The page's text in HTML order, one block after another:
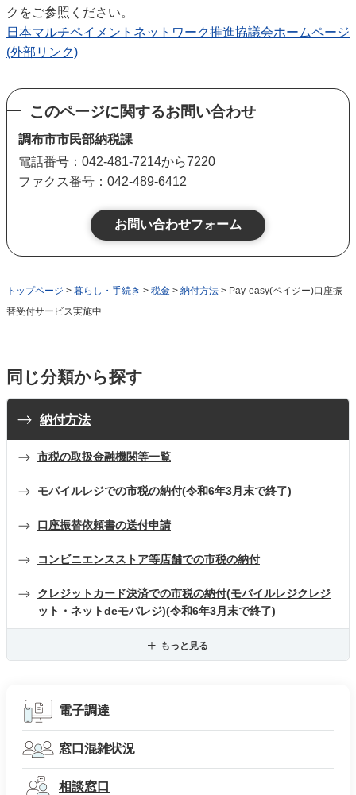
クをご参照ください。
日本マルチペイメントネットワーク推進協議会ホームページ
(外部リンク)
このページに関するお問い合わせ
調布市市民部納税課
電話番号：042-481-7214から7220
ファクス番号：042-489-6412
トップページ > 暮らし・手続き > 税金 > 納付方法 > Pay-easy(ペイジー)口座振
替受付サービス実施中
同じ分類から探す
納付方法
市税の取扱金融機関等一覧
モバイルレジでの市税の納付(令和6年3月末で終了)
口座振替依頼書の送付申請
コンビニエンスストア等店舗での市税の納付
クレジットカード決済での市税の納付(モバイルレジクレジ
ット・ネットdeモバレジ)(令和6年3月末で終了)
もっと見る
電子調達
窓口混雑状況
相談窓口